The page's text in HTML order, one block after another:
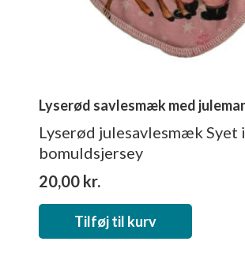
Lyserød savlesmæk med
Lyserød julesavlesmæk Syet i
bomuldsjersey
20,00 kr.
Tilføj til kurv